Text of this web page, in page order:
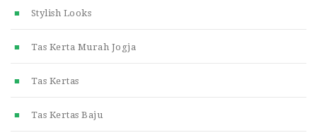
Stylish Looks
Tas Kerta Murah Jogja
Tas Kertas
Tas Kertas Baju